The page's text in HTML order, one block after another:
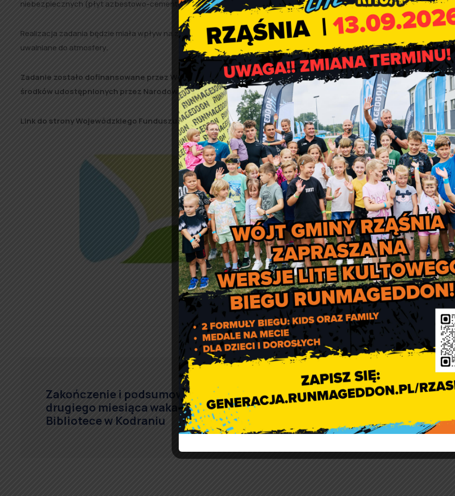
niebezpiecznych (płyt azbestowo-cementowych) z 21 posesji.
Realizacja zadania będzie miała wpływ na zmniejszenie zagrożenia dla zdrowia ludzi, wywoływanego przez włókna
uwalniane do atmosfery.
Zadanie zostało dofinansowane przez Wojewódzki Fundusz Ochrony Środowiska i Gospodarki Wodnej w Łodzi ze
środków udostępnionych przez Narodowy Fundusz Ochrony Środowiska i Gospodarki Wodnej.
Link do strony Wojewódzkiego Funduszu Ochrony Środowiska i Gospodarki Wodnej w Łodzi:https://
www.wfosigw.lodz.pl
Zakończenie i podsumowanie
drugiego miesiąca wakacji w
Bibliotece w Kodraniu
System kaucyjny
działanie od października